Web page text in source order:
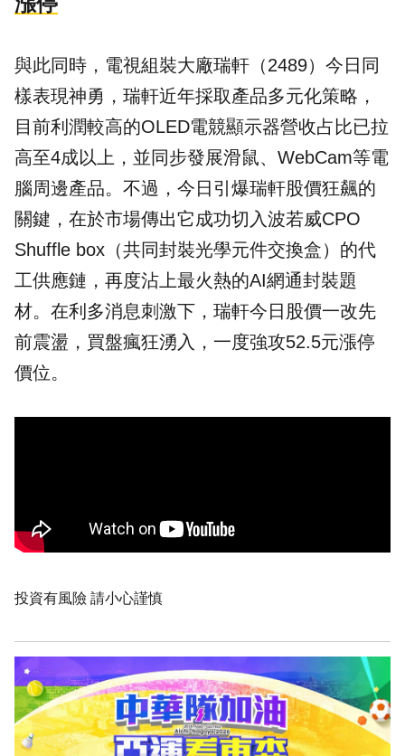
與此同時，電視組裝大廠瑞軒（2489）今日同
樣表現神勇，瑞軒近年採取產品多元化策略，
目前利潤較高的OLED電競顯示器營收占比已拉
高至4成以上，並同步發展滑鼠、WebCam等電
腦周邊產品。不過，今日引爆瑞軒股價狂飆的
關鍵，在於市場傳出它成功切入波若威CPO
Shuffle box（共同封裝光學元件交換盒）的代
工供應鏈，再度沾上最火熱的AI網通封裝題
材。在利多消息刺激下，瑞軒今日股價一改先
前震盪，買盤瘋狂湧入，一度強攻52.5元漲停
價位。
投資有風險 請小心謹慎